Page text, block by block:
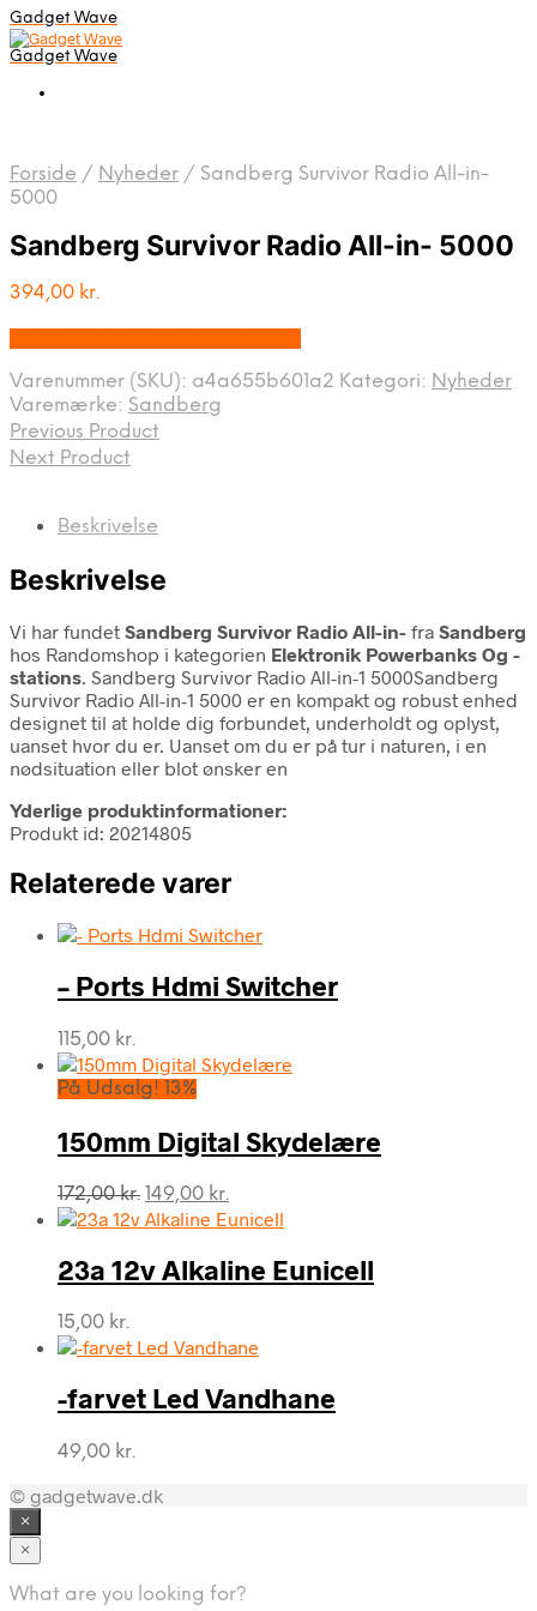
Gadget Wave
Gadget Wave
Forside / Nyheder / Sandberg Survivor Radio All-in-
5000
Sandberg Survivor Radio All-in- 5000
394,00 kr.
Varenummer (SKU): a4a655b601a2 Kategori: Nyheder
Varemærke: Sandberg
Previous Product
Next Product
Beskrivelse
Beskrivelse
Vi har fundet Sandberg Survivor Radio All-in- fra Sandberg
hos Randomshop i kategorien Elektronik Powerbanks Og -
stations. Sandberg Survivor Radio All-in-1 5000Sandberg
Survivor Radio All-in-1 5000 er en kompakt og robust enhed
designet til at holde dig forbundet, underholdt og oplyst,
uanset hvor du er. Uanset om du er på tur i naturen, i en
nødsituation eller blot ønsker en
Yderlige produktinformationer:
Produkt id: 20214805
Relaterede varer
– Ports Hdmi Switcher
115,00 kr.
På Udsalg! 13%
150mm Digital Skydelære
172,00kr. Den
oprindelige
var:
172,00 kr..
149,00 kr.
aktuelle
er:
149,00 kr..
23a 12v Alkaline Eunicell
15,00 kr.
-farvet Led Vandhane
49,00 kr.
© gadgetwave.dk
×
×
What are you looking for?